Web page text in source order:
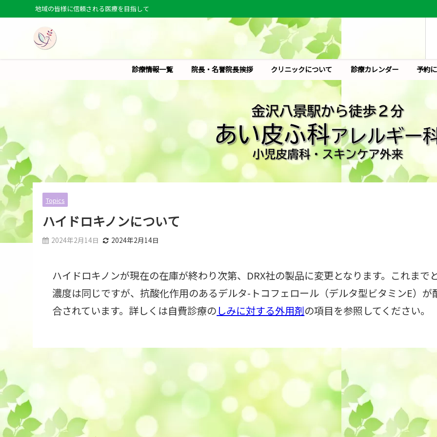
地域の皆様に信頼される医療を目指して
診療情報一覧 院長・名誉院長挨拶 クリニックについて 診療カレンダー 予約
Topics
ハイドロキノンについて
2024年2月14日 2024年2月14日
ハイドロキノンが現在の在庫が終わり次第、DRX社の製品に変更となります。これまで
濃度は同じですが、抗酸化作用のあるデルタ-トコフェロール（デルタ型ビタミンE）が
合されています。詳しくは自費診療のしみに対する外用剤の項目を参照してください。